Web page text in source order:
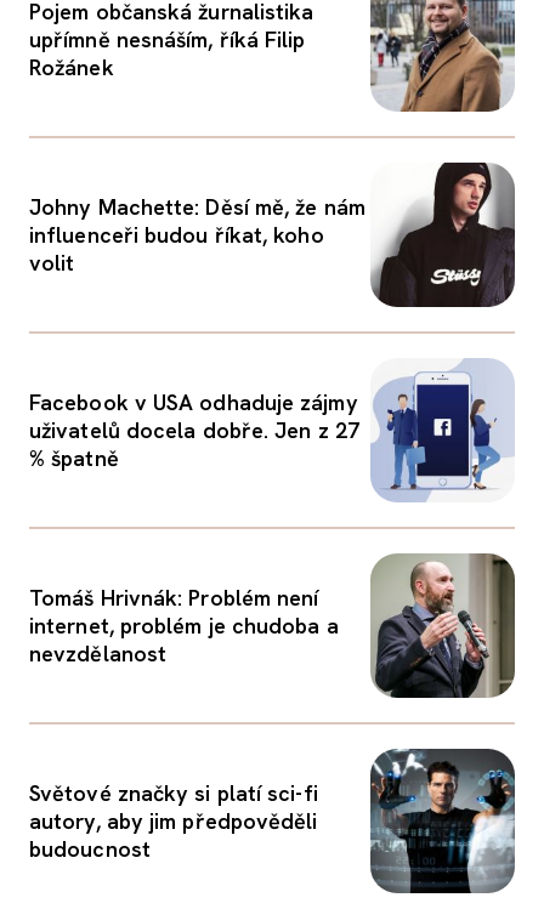
Pojem občanská žurnalistika
upřímně nesnáším, říká Filip
Rožánek
Johny Machette: Děsí mě, že nám
influenceři budou říkat, koho
volit
Facebook v USA odhaduje zájmy
uživatelů docela dobře. Jen z 27
% špatně
Tomáš Hrivnák: Problém není
internet, problém je chudoba a
nevzdělanost
Světové značky si platí sci-fi
autory, aby jim předpověděli
budoucnost